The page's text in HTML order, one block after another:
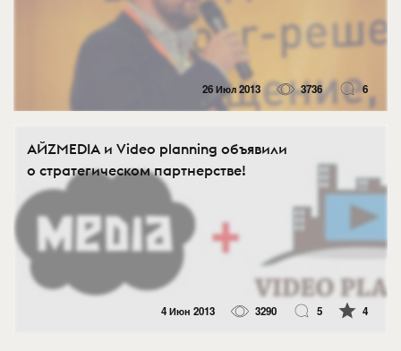
26 Июл 2013 3736 6
АЙZMEDIA и Video planning объявили
о стратегическом партнерстве!
4 Июн 2013 3290 5 4